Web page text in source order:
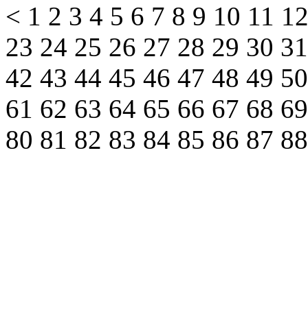
< 1 2 3 4 5 6 7 8 9 10 11
23 24 25 26 27 28 29 30
42 43 44 45 46 47 48 49
61 62 63 64 65 66 67 68
80 81 82 83 84 85 86 87